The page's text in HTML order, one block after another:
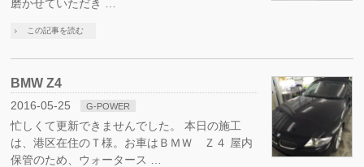
磨かせていただき …
この記事を読む
BMW Z4
2016-05-25 G-POWER
忙しくて更新できませんでした。 本日の施工
は、港区在住のＴ様。お車はＢＭＷ Ｚ４ 屋内
保管のため、ウォータース …